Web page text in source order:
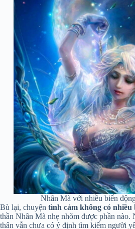
Nhân Mã với nhiều biến
Bù lại, chuyện tình cảm không có nhiều
thần Nhân Mã nhẹ nhõm được phần nào.
thân vẫn chưa có ý định tìm kiếm người